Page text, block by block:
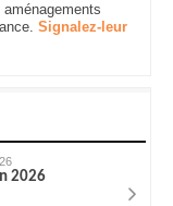
Signalez-leur
2026